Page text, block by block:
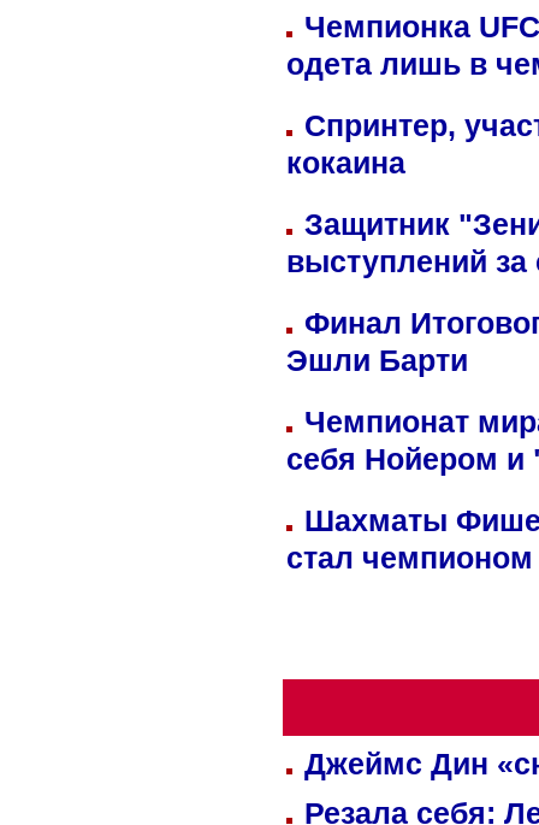
Чемпионка
одета лишь в
Спринтер,
кокаина
Защитник
выступлений
Финал
Эшли Барти
Чемпионат
себя Нойером и
Шахматы
стал
Джеймс Дин
Резала себя: